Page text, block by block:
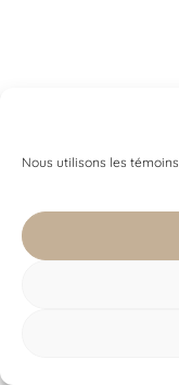
Nous utilisons les